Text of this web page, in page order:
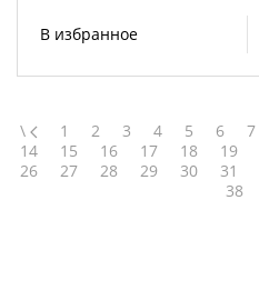
В избранное
\ 1 2 3 4 5 6 7
14
15 16 17 18 19
26
27 28 29 30 31
38